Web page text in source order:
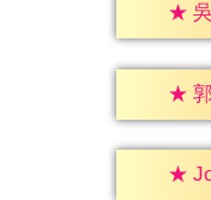
★
★
★